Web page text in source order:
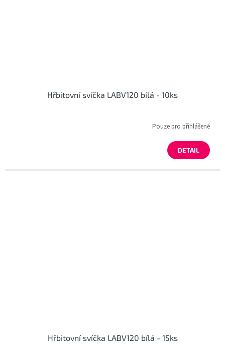
Hřbitovní svíčka LABV120 bílá - 10ks
Pouze pro přihlášené
DETAIL
Hřbitovní svíčka LABV120 bílá - 15ks